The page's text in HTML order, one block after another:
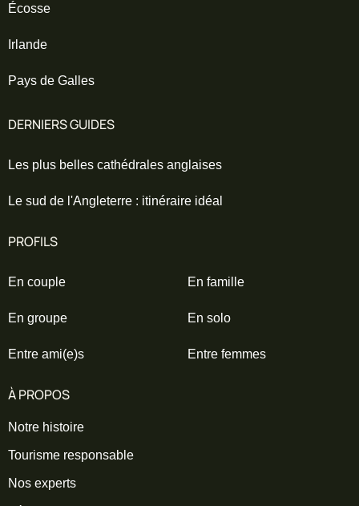
Jour 5
Glencoe & retour vers le
Glencoe, dont les paysages
s’impose pour ressentir toute la puissance
Écosse
Irlande
Pays de Galles
DERNIERS GUIDES
Les plus belles cathédrales anglaises
Le sud de l'Angleterre : itinéraire idéal
PROFILS
En couple En famille
En groupe En solo
Entre ami(e)s Entre femmes
À PROPOS
Notre histoire
Tourisme responsable
Nos experts